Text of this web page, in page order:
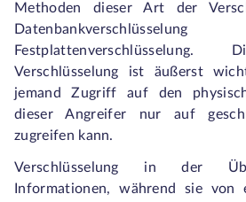
Methoden dieser Art der
Verschlüsselung ist äußerst
jemand Zugriff auf den
dieser Angreifer nur auf
zugreifen kann.
Verschlüsselung in der
Informationen, während sie von